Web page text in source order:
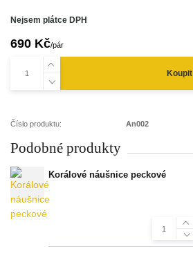
Nejsem plátce DPH
690 Kč/pár
Koupit
Číslo produktu: An002
Podobné produkty
Korálové náušnice peckové